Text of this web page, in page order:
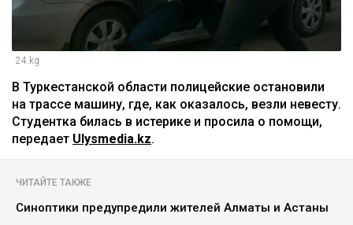
24.kg
В Туркестанской области полицейские остановили
на трассе машину, где, как оказалось, везли невесту.
Студентка билась в истерике и просила о помощи,
передает Ulysmedia.kz.
ЧИТАЙТЕ ТАКЖЕ
Синоптики предупредили жителей Алматы и Астаны